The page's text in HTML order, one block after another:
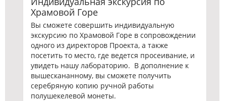
Храмовой Горе
Вы сможете совершить индивидуальную
экскурсию по Храмовой Горе в сопровождении
одного из директоров Проекта, а также
посетить то место, где ведется просеивание, и
увидеть нашу лабораторию. В дополнение к
вышескананному, вы сможете получить
серебряную копию ручной работы
полушекелевой монеты.